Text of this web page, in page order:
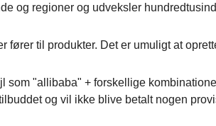
og regioner og udveksler
til produkter. Det er umuligt at
som "allibaba" + forskellige
og vil ikke blive betalt nogen